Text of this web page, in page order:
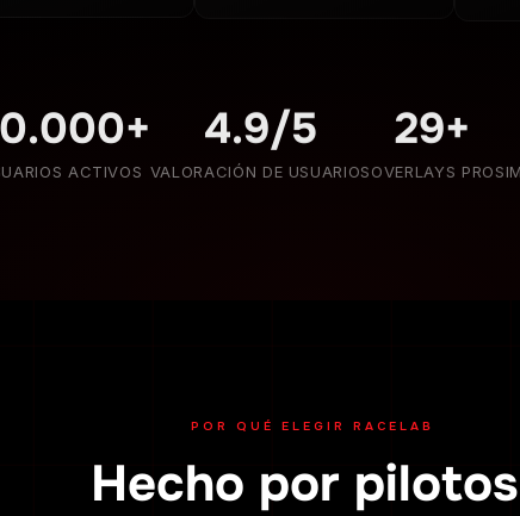
ACTIVOS
4.9/5
VALORACIÓN DE USUARIOS
29+
OVERLAYS PRO
POR QUÉ ELEGIR RACELAB
Hecho por